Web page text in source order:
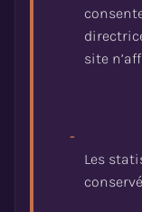
-
Les